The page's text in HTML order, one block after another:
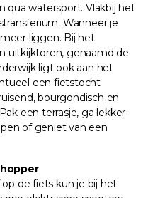
qua watersport. Vlakbij het
Wanneer je
liggen. Bij het
uitkijktoren, genaamd de
ligt ook aan het
een fietstocht
bourgondisch en
een terrasje, ga lekker
of geniet van een
de fiets kun je bij het